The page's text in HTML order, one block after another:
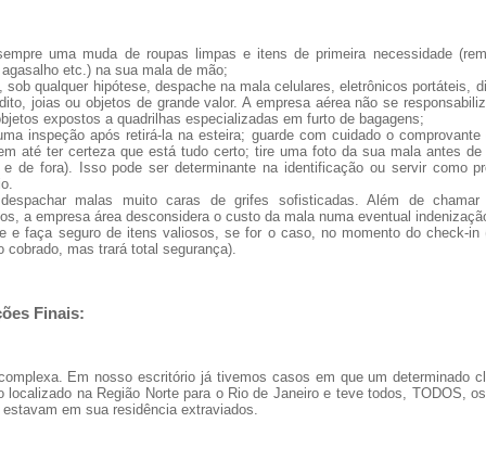
uma muda de roupas limpas e itens de primeira necessidade
etc.) na sua mala de mão;
sob qualquer hipótese, despache na mala celulares, eletrônicos portáteis,
joias ou objetos de grande valor. A empresa aérea não se
expostos a quadrilhas especializadas em furto de bagagens;
inspeção após retirá-la na esteira; guarde com cuidado o comprovante
até ter certeza que está tudo certo; tire uma foto da sua mala antes de
e de fora). Isso pode ser determinante na identificação ou servir como
malas muito caras de grifes sofisticadas. Além de
a empresa área desconsidera o custo da mala numa eventual
e faça seguro de itens valiosos, se for o caso, no momento do check-in
cobrado, mas trará total segurança).
Finais:
Em nosso escritório já tivemos casos em que um determinado
localizado na Região Norte para o Rio de Janeiro e teve todos, TODOS,
em sua residência extraviados.